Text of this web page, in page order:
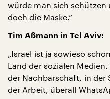
würde man sich schützen
doch die Maske.“
Tim Aßmann in Tel Aviv:
„Israel ist ja sowieso
Land der sozialen
der Nachbarschaft, in der
der Arbeit, überall